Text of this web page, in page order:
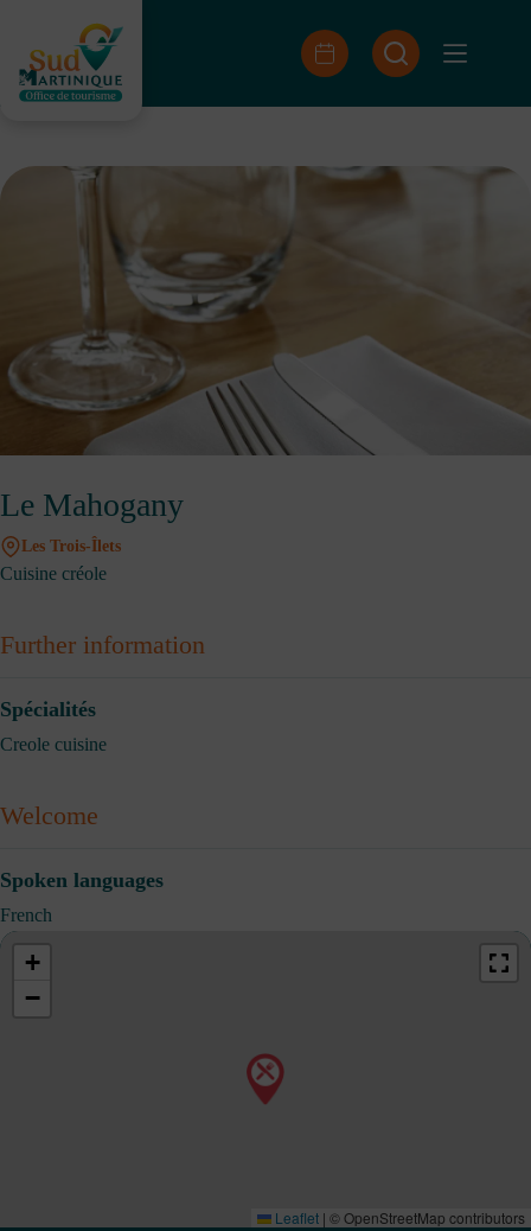
content
Le Mahogany
Les Trois-Îlets
Cuisine créole
Further information
Spécialités
Creole cuisine
Welcome
Spoken languages
French
+
−
Leaflet | © OpenStreetMap contributors